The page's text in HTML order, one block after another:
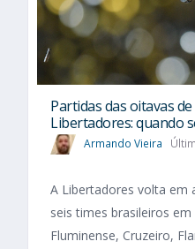
Partidas das oitavas
Libertadores: quando
Armando Vieira
A Libertadores volta em
seis times brasileiros
Fluminense, Cruzeiro,